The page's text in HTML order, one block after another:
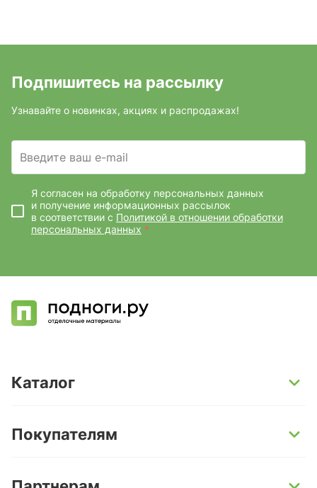
Подпишитесь на рассылку
Узнавайте о новинках, акциях и распродажах!
Введите ваш e-mail
Я согласен на обработку персональных данных
и получение информационных рассылок
в соответствии с Политикой в отношении обработки
персональных данных *
Каталог
Кварц-винил и LVT-плитка
Покупателям